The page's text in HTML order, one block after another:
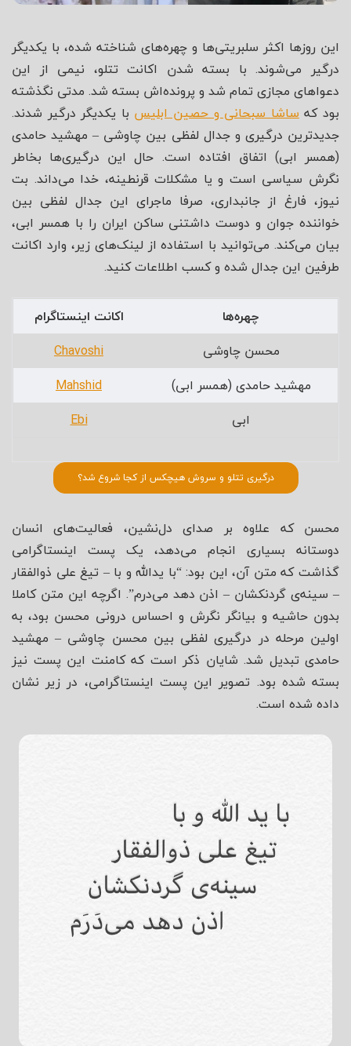
این روزها اکثر سلبریتی‌ها و چهره‌های شناخته شده، با یکدیگر
درگیر می‌شوند. با بسته شدن اکانت تتلو، نیمی از این
دعواهای مجازی تمام شد و پرونده‌اش بسته شد. مدتی نگذشته
بود کهساشا سبحانی و حصین ابلیس با یکدیگر درگیر شدند.
جدیدترین درگیری و جدال لفظی بین چاوشی – مهشید حامدی
(همسر ابی) اتفاق افتاده است. حال این درگیری‌ها بخاطر
نگرش سیاسی است و یا مشکلات قرنطینه، خدا می‌داند. بت
نیوز، فارغ از جانبداری، صرفا ماجرای این جدال لفظی بین
خواننده جوان و دوست داشتنی ساکن ایران را با همسر ابی،
بیان می‌کند. می‌توانید با استفاده از لینک‌های زیر، وارد اکانت
طرفین این جدال شده و کسب اطلاعات کنید.
چهره‌ها
اکانت اینستاگرام
محسن چاوشی
Chavoshi
مهشید حامدی (همسر ابی)
Mahshid
ابی
Ebi
درگیری تتلو و سروش هیچکس از کجا شروع شد؟
محسن که علاوه بر صدای دل‌نشین، فعالیت‌های انسان
دوستانه بسیاری انجام می‌دهد، یک پست اینستاگرامی
گذاشت که متن آن، این بود: “با یدالله و با – تیغ علی ذوالفقار
– سینه‌ی گردنکشان – اذن دهد می‌درم”. اگرچه این متن کاملا
بدون حاشیه و بیانگر نگرش و احساس درونی محسن بود، به
اولین مرحله در درگیری لفظی بین محسن چاوشی – مهشید
حامدی تبدیل شد. شایان ذکر است که کامنت این پست نیز
بسته شده بود. تصویر این پست اینستاگرامی، در زیر نشان
داده شده است.